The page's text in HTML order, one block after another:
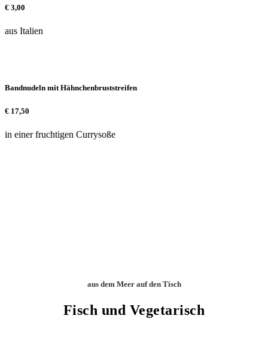
€ 3,00
aus Italien
Bandnudeln mit Hähnchenbruststreifen
€ 17,50
in einer fruchtigen Currysoße
aus dem Meer auf den Tisch
Fisch und Vegetarisch